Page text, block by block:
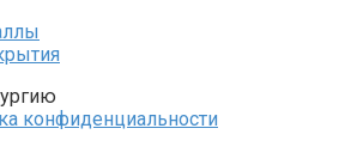
конфиденциальности